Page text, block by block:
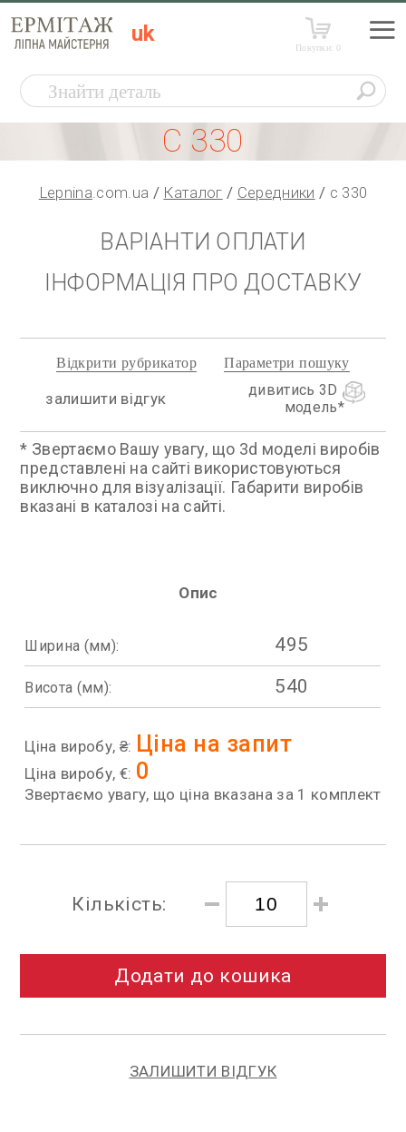
uk
Покупки:0
С 330
Lepnina.com.ua Каталог Середники с 330
ВАРІАНТИ ОПЛАТИ
ІНФОРМАЦІЯ ПРО ДОСТАВКУ
залишити відгук
дивитись 3D
модель
Відкрити рубрикатор Параметри пошуку
* Звертаємо Вашу увагу, що 3d моделі виробів
представлені на сайті використовуються
виключно для візуалізації. Габарити виробів
вказані в каталозі на сайті.
Опис
Ширина (мм): 495
Висота (мм): 540
Ціна виробу, ₴: Ціна на запит
Ціна виробу, €: 0
Звертаємо увагу, що ціна вказана за 1 комплект
Кількість:
Додати до кошика
ЗАЛИШИТИ ВІДГУК